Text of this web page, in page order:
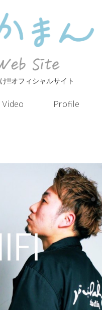
!!オフィシャルサイト
Video Profile